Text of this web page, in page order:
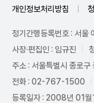
개인정보처리방침
정기간행등록번호 : 서
사장·편집인 : 임규진
주소 : 서울특별시 종로
전화 : 02-767-1500
등록일자 : 2008년 01월